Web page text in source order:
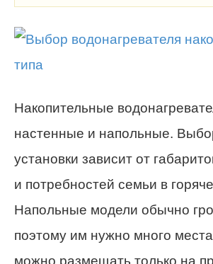
Накопительные
настенные и напольные.
установки зависит от
и потребностей семьи в
Напольные модели обычно
поэтому им нужно много
можно размещать только на